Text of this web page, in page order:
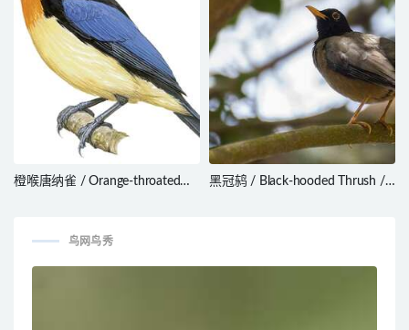
橙喉唐纳雀 / Orange-throated
黑冠鸫 / Black-hooded Thrush /
鸟网鸟秀